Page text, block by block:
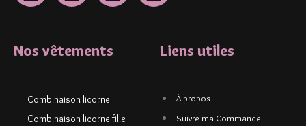
Nos vêtements
Combinaison licorne
Combinaison licorne fille
Liens utiles
À propos
Suivre ma Commande